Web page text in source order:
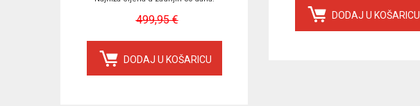
499,95 €
DODAJ U KOŠARICU
DODAJ U KOŠARICU